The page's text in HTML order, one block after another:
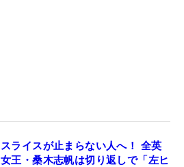
スライスが止まらない人へ！ 全英
女王・桑木志帆は切り返しで「左ヒ